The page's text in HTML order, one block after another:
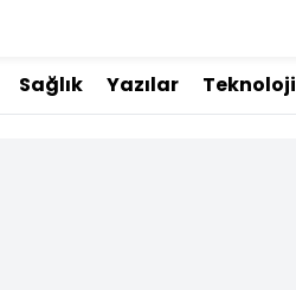
Sağlık Yazılar Teknoloji